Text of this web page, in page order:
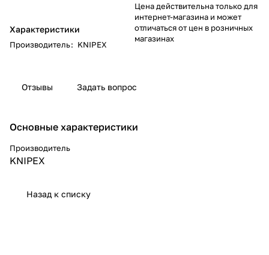
Характеристики
Производитель: KNIPEX
Цена действительна только для
интернет-магазина и может
отличаться от цен в розничных
магазинах
Отзывы Задать вопрос
Основные характеристики
Производитель
KNIPEX
Назад к списку